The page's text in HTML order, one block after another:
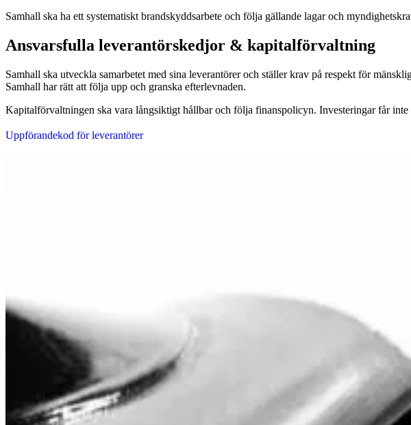
Samhall ska ha ett systematiskt brandskyddsarbete och följa gällande lagar och
Ansvarsfulla leverantörskedjor & kapitalförvaltning
Samhall ska utveckla samarbetet med sina leverantörer och ställer krav på respekt för
Samhall har rätt att följa upp och granska efterlevnaden.
Kapitalförvaltningen ska vara långsiktigt hållbar och följa finanspolicyn. Investeringar får
Uppförandekod för leverantörer